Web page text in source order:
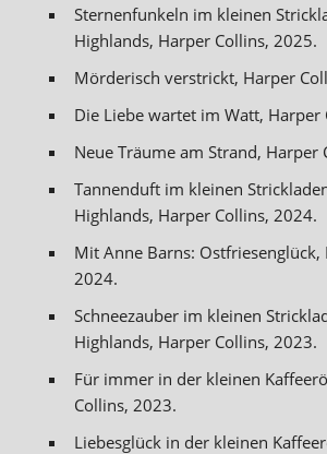
Sternenfunkeln im kleinen
Highlands, Harper Collins, 2025.
Mörderisch verstrickt, Harper
Die Liebe wartet im Watt, Harper
Neue Träume am Strand, Harper
Tannenduft im kleinen
Highlands, Harper Collins, 2024.
Mit Anne Barns: Ostfriesenglück,
2024.
Schneezauber im kleinen
Highlands, Harper Collins, 2023.
Für immer in der kleinen
Collins, 2023.
Liebesglück in der kleinen